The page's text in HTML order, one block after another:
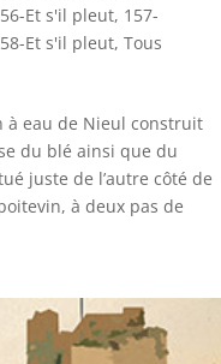
Et s'il pleut, 157-
Et s'il pleut, Tous
à eau de Nieul construit
du blé ainsi que du
juste de l’autre côté de
à deux pas de